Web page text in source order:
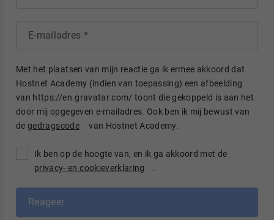
E-mailadres
Met het plaatsen van mijn reactie ga ik ermee akkoord dat
Hostnet Academy (indien van toepassing) een afbeelding
van https://en.gravatar.com/ toont die gekoppeld is aan het
door mij opgegeven e-mailadres. Ook ben ik mij bewust van
degedragscode van Hostnet Academy.
Ik ben op de hoogte van, en ik ga akkoord met de
privacy- en cookieverklaring
.
Reageer